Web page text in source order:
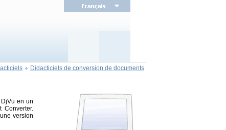
Didacticiels de conversion de documents
en un
Converter.
version